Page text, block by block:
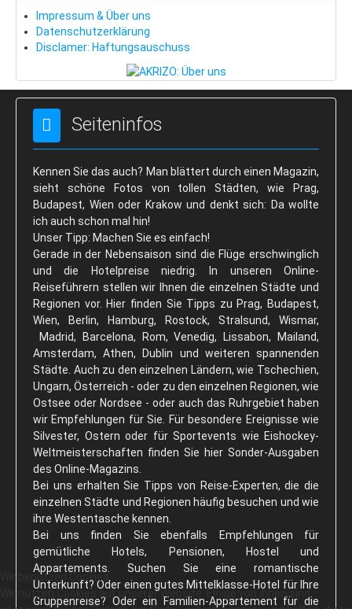
Impressum & Über uns
Datenschutzerklärung
Disclamer: Haftungsauschuss
Seiteninfos
Kennen Sie das auch? Man blättert durch einen Magazin,
sieht schöne Fotos von tollen Städten, wie Prag,
Budapest, Wien oder Krakow und denkt sich: Da wollte
ich auch schon mal hin!
Unser Tipp: Machen Sie es einfach!
Gerade in der Nebensaison sind die Flüge erschwinglich
und die Hotelpreise niedrig. In unseren Online-
Reiseführern stellen wir Ihnen die einzelnen Städte und
Regionen vor. Hier finden Sie Tipps zu Prag, Budapest,
Wien, Berlin, Hamburg, Rostock, Stralsund, Wismar,
Madrid, Barcelona, Rom, Venedig, Lissabon, Mailand,
Amsterdam, Athen, Dublin und weiteren spannenden
Städte. Auch zu den einzelnen Ländern, wie Tschechien,
Ungarn, Österreich - oder zu den einzelnen Regionen, wie
Ostsee oder Nordsee - oder auch das Ruhrgebiet haben
wir Empfehlungen für Sie. Für besondere Ereignisse wie
Silvester, Ostern oder für Sportevents wie Eishockey-
Weltmeisterschaften finden Sie hier Sonder-Ausgaben
des Online-Magazins.
Bei uns erhalten Sie Tipps von Reise-Experten, die die
einzelnen Städte und Regionen häufig besuchen und wie
ihre Westentasche kennen.
Bei uns finden Sie ebenfalls Empfehlungen für
gemütliche Hotels, Pensionen, Hostel und
Appartements. Suchen Sie eine romantische
Unterkunft? Oder einen gutes Mittelklasse-Hotel für Ihre
Gruppenreise? Oder ein Familien-Appartement für die
Wir benutzen Cookies
Wir nutzen Cookies auf unserer Website. Einige von ihnen sind